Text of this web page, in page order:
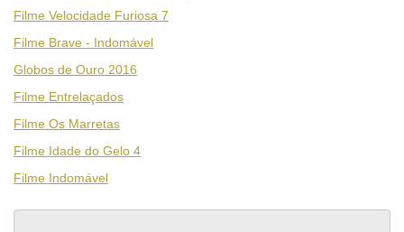
Filme Velocidade Furiosa 7
Filme Brave - Indomável
Globos de Ouro 2016
Filme Entrelaçados
Filme Os Marretas
Filme Idade do Gelo 4
Filme Indomável